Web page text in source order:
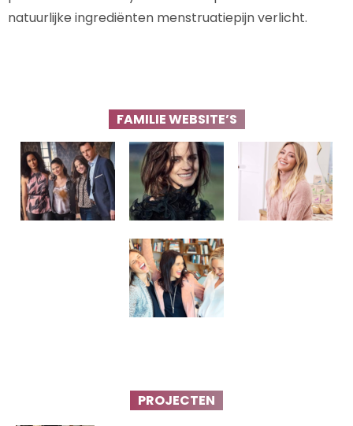
natuurlijke ingrediënten menstruatiepijn verlicht.
FAMILIE WEBSITE’S
PROJECTEN